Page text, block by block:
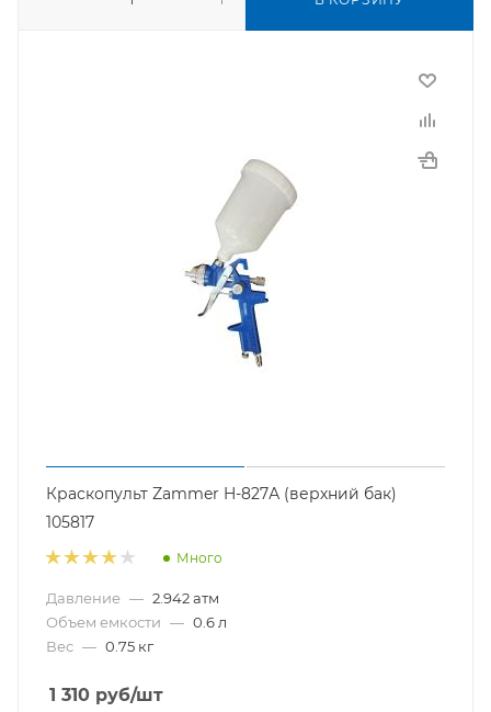
Краскопульт Zammer H-827А (верхний бак)
105817
Много
Давление — 2.942 атм
Объем емкости — 0.6 л
Вес — 0.75 кг
1 310 руб/шт